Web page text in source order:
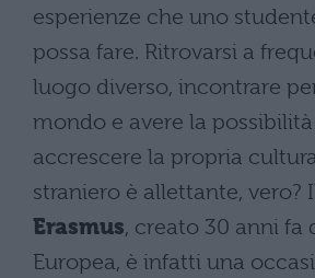
esperienze che uno
possa fare. Ritrovarsi a
luogo diverso, incontrare
mondo e avere la
accrescere la propria
straniero è allettante, vero?
Erasmus, creato 30 anni fa
Europea, è infatti una